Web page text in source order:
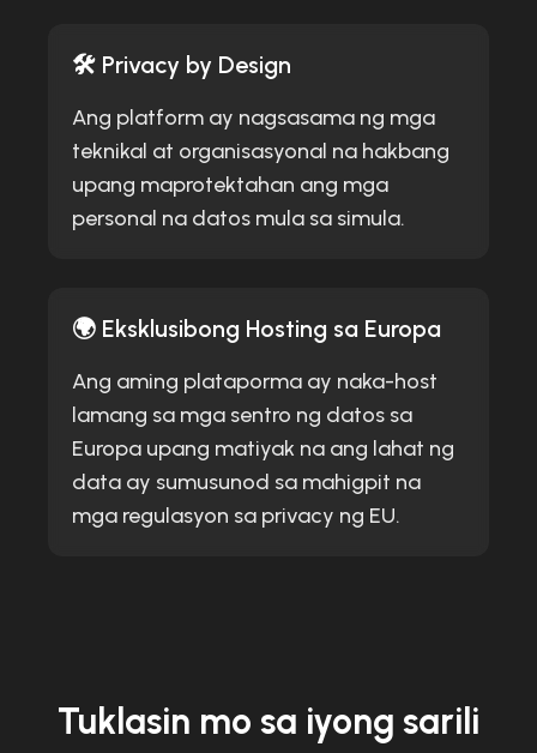
🛠️ Privacy by Design
Ang platform ay nagsasama ng mga
teknikal at organisasyonal na hakbang
upang maprotektahan ang mga
personal na datos mula sa simula.
🌍 Eksklusibong Hosting sa Europa
Ang aming plataporma ay naka-host
lamang sa mga sentro ng datos sa
Europa upang matiyak na ang lahat ng
data ay sumusunod sa mahigpit na
mga regulasyon sa privacy ng EU.
Tuklasin mo sa iyong sarili